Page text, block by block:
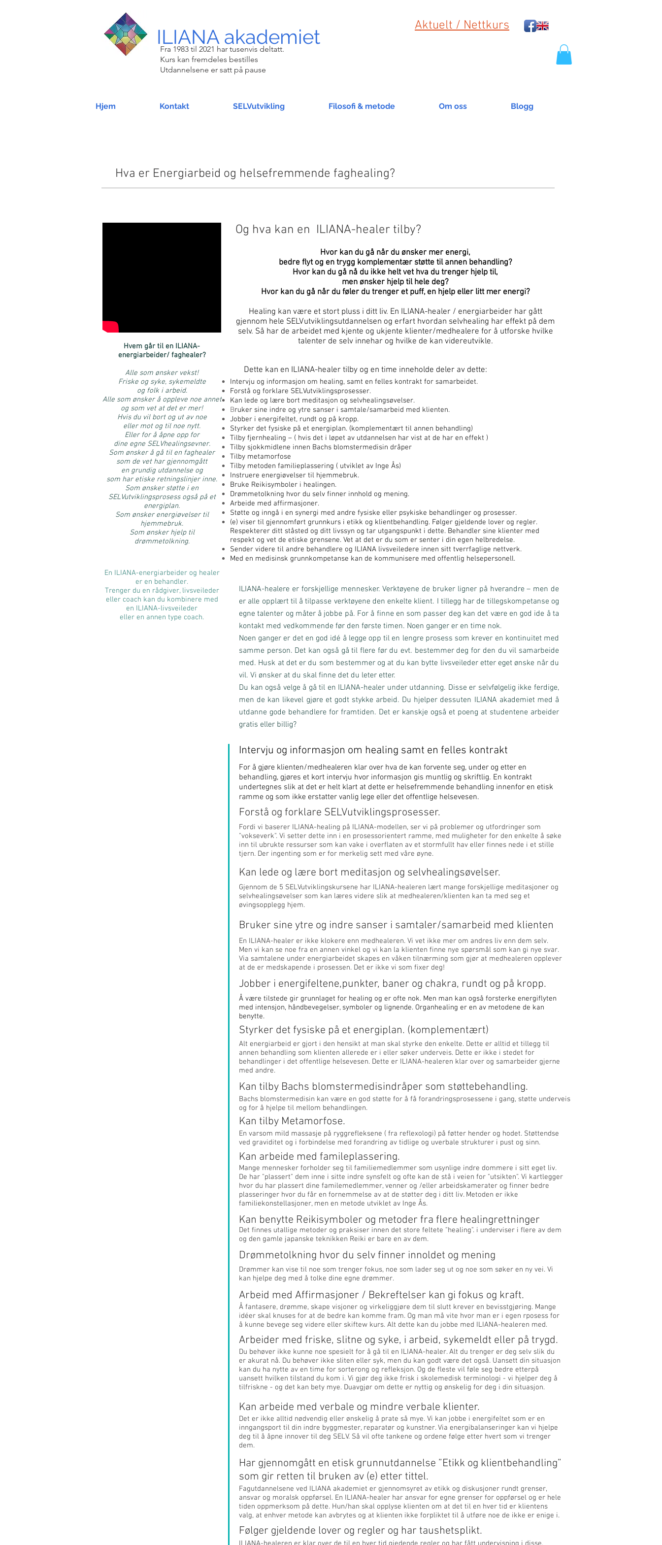
ILIANA akademiet
Fra 1983 til 2021 har tusenvis deltatt.
Kurs kan fremdeles bestilles
Utdannelsene er satt på pause
Aktuelt / Nettkurs
Hjem Kontakt SELVutvikling Filosofi & metode Om oss Blogg
Hva er Energiarbeid og helsefremmende faghealing?
Hvem går til en ILIANA-
energiarbeider/ faghealer?
Alle som ønsker vekst!
Friske og syke, sykemeldte
og folk i arbeid.
Alle som ønsker å oppleve noe annet
og som vet at det er mer!
Hvis du vil bort og ut av noe
eller mot og til noe nytt.
Eller for å åpne opp for
dine egne SELVhealingsevner.
Som ønsker å gå til en faghealer
som de vet har gjennomgått
en grundig utdannelse og
som har etiske retningslinjer inne.
Som ønsker støtte i en
SELVutviklingsprosess også på et
energiplan.
Som ønsker energiøvelser til
hjemmebruk.
Som ønsker hjelp til
drømmetolkning.
En ILIANA-energiarbeider og healer
er en behandler.
Trenger du en rådgiver, livsveileder
eller coach kan du kombinere med
en ILIANA-livsveileder
eller en annen type coach.
Og hva kan en ILIANA-healer tilby?
Hvor kan du gå når du ønsker mer energi,
bedre flyt og en trygg komplementær støtte til annen behandling?
Hvor kan du gå nå du ikke helt vet hva du trenger hjelp til,
men ønsker hjelp til hele deg?
Hvor kan du gå når du føler du trenger et puff, en hjelp eller litt mer energi?
Healing kan være et stort pluss i ditt liv. En ILIANA-healer / energiarbeider har gått
gjennom hele SELVutviklingsutdannelsen og erfart hvordan selvhealing har effekt på dem
selv. Så har de arbeidet med kjente og ukjente klienter/medhealere for å utforske hvilke
talenter de selv innehar og hvilke de kan videreutvikle.
Dette kan en ILIANA-healer tilby og en time inneholde deler av dette:
Intervju og informasjon om healing, samt en felles kontrakt for samarbeidet.
Forstå og forklare SELVutviklingsprosesser.
Kan lede og lære bort meditasjon og selvhealingsøvelser.
Bruker sine indre og ytre sanser i samtale/samarbeid med klienten.
Jobber i energifeltet, rundt og på kropp.
Styrker det fysiske på et energiplan. (komplementært til annen behandling)
Tilby fjernhealing – ( hvis det i løpet av utdannelsen har vist at de har en effekt )
Tilby sjokkmidlene innen Bachs blomstermedisin dråper
Tilby metamorfose
Tilby metoden familieplassering ( utviklet av Inge Ås)
Instruere energiøvelser til hjemmebruk.
Bruke Reikisymboler i healingen.
Drømmetolkning hvor du selv finner innhold og mening.
Arbeide med affirmasjoner.
Støtte og inngå i en synergi med andre fysiske eller psykiske behandlinger og prosesser.
(e) viser til gjennomført grunnkurs i etikk og klientbehandling. Følger gjeldende lover og regler.
Respekterer ditt ståsted og ditt livssyn og tar utgangspunkt i dette. Behandler sine klienter med
respekt og vet de etiske grensene. Vet at det er du som er senter i din egen helbredelse.
Sender videre til andre behandlere og ILIANA livsveiledere innen sitt tverrfaglige nettverk.
Med en medisinsk grunnkompetanse kan de kommunisere med offentlig helsepersonell.
ILIANA-healere er forskjellige mennesker. Verktøyene de bruker ligner på hverandre – men de
er alle opplært til å tilpasse verktøyene den enkelte klient. I tillegg har de tillegskompetanse og
egne talenter og måter å jobbe på. For å finne en som passer deg kan det være en god ide å ta
kontakt med vedkommende før den første timen. Noen ganger er en time nok.
Noen ganger er det en god idé å legge opp til en lengre prosess som krever en kontinuitet med
samme person. Det kan også gå til flere før du evt. bestemmer deg for den du vil samarbeide
med. Husk at det er du som bestemmer og at du kan bytte livsveileder etter eget ønske når du
vil. Vi ønsker at du skal finne det du leter etter.
Du kan også velge å gå til en ILIANA-healer under utdanning. Disse er selvfølgelig ikke ferdige,
men de kan likevel gjøre et godt stykke arbeid. Du hjelper dessuten ILIANA akademiet med å
utdanne gode behandlere for framtiden. Det er kanskje også et poeng at studentene arbeider
gratis eller billig?
Intervju og informasjon om healing samt en felles kontrakt
For å gjøre klienten/medhealeren klar over hva de kan forvente seg, under og etter en
behandling, gjøres et kort intervju hvor informasjon gis muntlig og skriftlig. En kontrakt
undertegnes slik at det er helt klart at dette er helsefremmende behandling innenfor en etisk
ramme og som ikke erstatter vanlig lege eller det offentlige helsevesen.
Forstå og forklare SELVutviklingsprosesser.
Fordi vi baserer ILIANA-healing på ILIANA-modellen, ser vi på problemer og utfordringer som
"vokseverk". Vi setter dette inn i en prosessorientert ramme, med muligheter for den enkelte å søke
inn til ubrukte ressurser som kan vake i overflaten av et stormfullt hav eller finnes nede i et stille
tjern. Der ingenting som er for merkelig sett med våre øyne.
Kan lede og lære bort meditasjon og selvhealingsøvelser.
Gjennom de 5 SELVutviklingskursene har ILIANA-healeren lært mange forskjellige meditasjoner og
selvhealingsøvelser som kan læres videre slik at medhealeren/klienten kan ta med seg et
øvingsopplegg hjem.
Bruker sine ytre og indre sanser i samtaler/samarbeid med klienten
En ILIANA-healer er ikke klokere enn medhealeren. Vi vet ikke mer om andres liv enn dem selv.
Men vi kan se noe fra en annen vinkel og vi kan la klienten finne nye spørsmål som kan gi nye svar.
Via samtalene under energiarbeidet skapes en våken tilnærming som gjør at medhealeren opplever
at de er medskapende i prosessen. Det er ikke vi som fixer deg!
Jobber i energifeltene,punkter, baner og chakra, rundt og på kropp.
Å være tilstede gir grunnlaget for healing og er ofte nok. Men man kan også forsterke energiflyten
med intensjon, håndbevegelser, symboler og lignende. Organhealing er en av metodene de kan
benytte.
Styrker det fysiske på et energiplan. (komplementært)
Alt energiarbeid er gjort i den hensikt at man skal styrke den enkelte. Dette er alltid et tillegg til
annen behandling som klienten allerede er i eller søker underveis. Dette er ikke i stedet for
behandlinger i det offentlige helsevesen. Dette er ILIANA-healeren klar over og samarbeider gjerne
med andre.
Kan tilby Bachs blomstermedisindråper som støttebehandling.
Bachs blomstermedisin kan være en god støtte for å få forandringsprosessene i gang, støtte underveis
og for å hjelpe til mellom behandlingen.
Kan tilby Metamorfose.
En varsom mild massasje på ryggrefleksene ( fra reflexologi) på føtter hender og hodet. Støttendse
ved graviditet og i forbindelse med forandring av tidlige og uverbale strukturer i pust og sinn.
Kan arbeide med famileplassering.
Mange mennesker forholder seg til familiemedlemmer som usynlige indre dommere i sitt eget liv.
De har "plassert" dem inne i sitte indre synsfelt og ofte kan de stå i veien for "utsikten". Vi kartlegger
hvor du har plassert dine familemedlemmer, venner og /eller arbeidskamerater og finner bedre
plasseringer hvor du får en fornemmelse av at de støtter deg i ditt liv. Metoden er ikke
familiekonstellasjoner, men en metode utviklet av Inge Ås.
Kan benytte Reikisymboler og metoder fra flere healingrettninger
Det finnes utallige metoder og praksiser innen det store feltete "healing". i underviser i flere av dem
og den gamle japanske teknikken Reiki er bare en av dem.
Drømmetolkning hvor du selv finner innoldet og mening
Drømmer kan vise til noe som trenger fokus, noe som lader seg ut og noe som søker en ny vei. Vi
kan hjelpe deg med å tolke dine egne drømmer.
Arbeid med Affirmasjoner / Bekreftelser kan gi fokus og kraft.
Å fantasere, drømme, skape visjoner og virkeliggjøre dem til slutt krever en bevisstgjøring. Mange
idéer skal knuses for at de bedre kan komme fram. Og man må vite hvor man er i egen rposess for
å kunne bevege seg videre eller skiftew kurs. Alt dette kan du jobbe med ILIANA-healeren med.
Arbeider med friske, slitne og syke, i arbeid, sykemeldt eller på trygd.
Du behøver ikke kunne noe spesielt for å gå til en ILIANA-healer. Alt du trenger er deg selv slik du
er akurat nå. Du behøver ikke sliten eller syk, men du kan godt være det også. Uansett din situasjon
kan du ha nytte av en time for sorterong og refleksjon. Og de fleste vil føle seg bedre etterpå
uansett hvilken tilstand du kom i. Vi gjør deg ikke frisk i skolemedisk terminologi - vi hjelper deg å
tilfriskne - og det kan bety mye. Duavgjør om dette er nyttig og ønskelig for deg i din situasjon.
Kan arbeide med verbale og mindre verbale klienter.
Det er ikke alltid nødvendig eller ønskelig å prate så mye. Vi kan jobbe i energifeltet som er en
inngangsport til din indre byggmester, reparatør og kunstner. Via energibalanseringer kan vi hjelpe
deg til å åpne innover til deg SELV. Så vil ofte tankene og ordene følge etter hvert som vi trenger
dem.
Har gjennomgått en etisk grunnutdannelse ”Etikk og klientbehandling”
som gir retten til bruken av (e) etter tittel.
Fagutdannelsene ved ILIANA akademiet er gjennomsyret av etikk og diskusjoner rundt grenser,
ansvar og moralsk oppførsel. En ILIANA-healer har ansvar for egne grenser for oppførsel og er hele
tiden oppmerksom på dette. Hun/han skal opplyse klienten om at det til en hver tid er klientens
valg, at enhver metode kan avbrytes og at klienten ikke forpliktet til å utføre noe de ikke er enige i.
Følger gjeldende lover og regler og har taushetsplikt.